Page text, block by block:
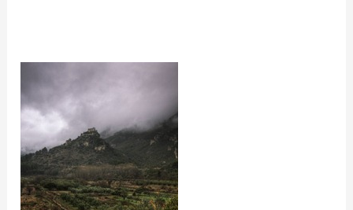
–
El
castillo
Perputxent